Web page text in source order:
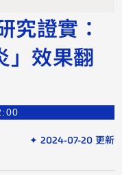
究證實：
」效果翻
✦ 2024-07-20 更新